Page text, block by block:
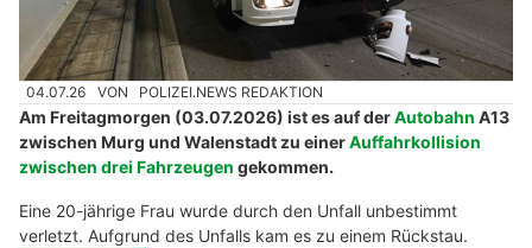
04.07.26 VON POLIZEI.NEWS REDAKTION
Am Freitagmorgen (03.07.2026) ist es auf derAutobahn A13
zwischen Murg und Walenstadt zu einerAuffahrkollision
zwischen drei Fahrzeugen gekommen.
Eine 20-jährige Frau wurde durch den Unfall unbestimmt
verletzt. Aufgrund des Unfalls kam es zu einem Rückstau.